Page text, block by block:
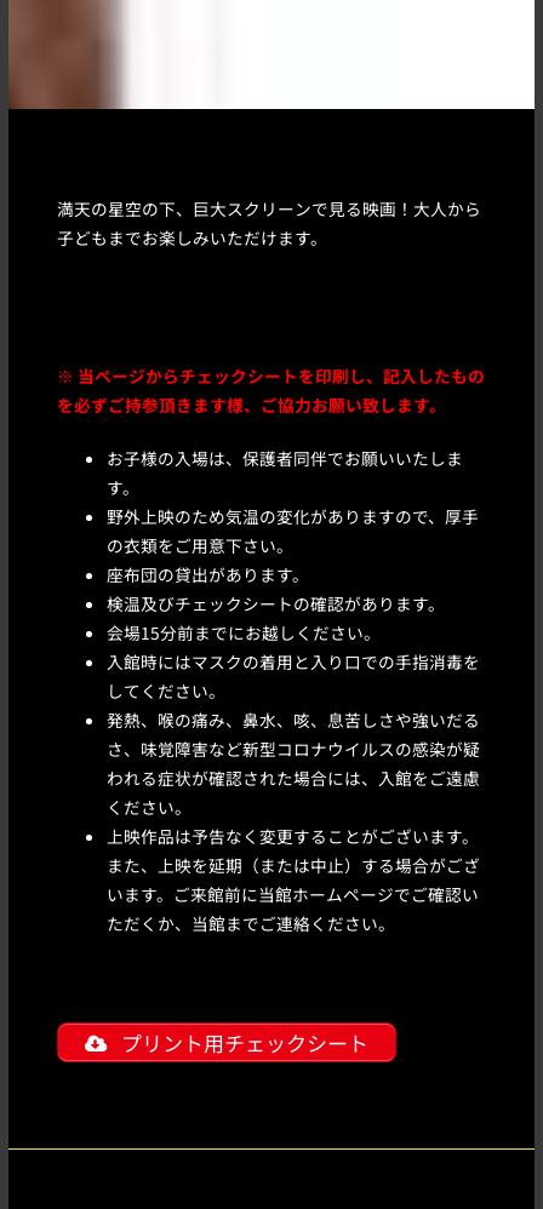
満天の星空の下、巨大スクリーンで見る映画！大人から
子どもまでお楽しみいただけます。
※ 当ページからチェックシートを印刷し、記入したもの
を必ずご持参頂きます様、ご協力お願い致します。
お子様の入場は、保護者同伴でお願いいたしま
す。
野外上映のため気温の変化がありますので、厚手
の衣類をご用意下さい。
座布団の貸出があります。
検温及びチェックシートの確認があります。
会場15分前までにお越しください。
入館時にはマスクの着用と入り口での手指消毒を
してください。
発熱、喉の痛み、鼻水、咳、息苦しさや強いだる
さ、味覚障害など新型コロナウイルスの感染が疑
われる症状が確認された場合には、入館をご遠慮
ください。
上映作品は予告なく変更することがございます。
また、上映を延期（または中止）する場合がござ
います。ご来館前に当館ホームページでご確認い
ただくか、当館までご連絡ください。
プリント用チェックシート